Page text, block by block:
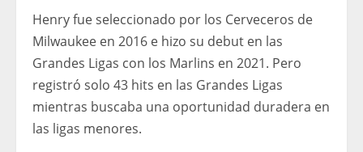
Henry fue seleccionado por los Cerveceros de
Milwaukee en 2016 e hizo su debut en las
Grandes Ligas con los Marlins en 2021. Pero
registró solo 43 hits en las Grandes Ligas
mientras buscaba una oportunidad duradera en
las ligas menores.